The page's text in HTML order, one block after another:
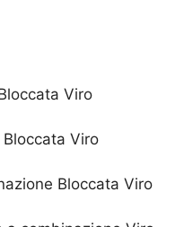
Viro
Viro
Bloccata Viro